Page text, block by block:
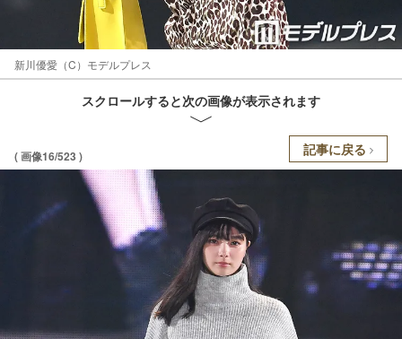
新川優愛（C）モデルプレス
スクロールすると次の画像が表示されます
( 画像16/523 ) 記事に戻る